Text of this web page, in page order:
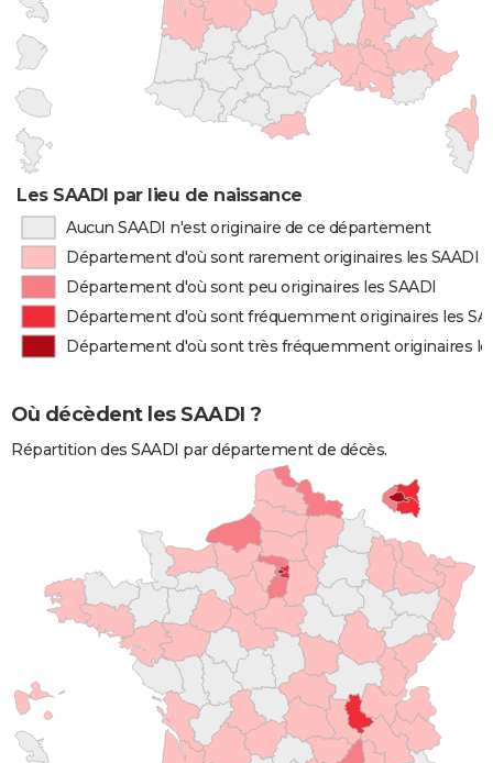
Les SAADI par lieu de naissance
Aucun SAADI n'est originaire de ce département
Département d'où sont rarement originaires les SAADI
Département d'où sont peu originaires les SAADI
Département d'où sont fréquemment originaires les
Département d'où sont très fréquemment originaires
Où décèdent les SAADI ?
Répartition des SAADI par département de décès.